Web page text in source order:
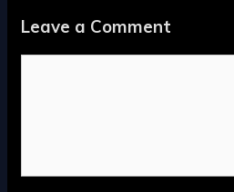
Leave a Comment